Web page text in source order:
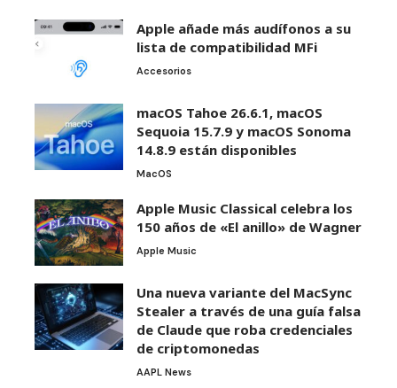
Apple añade más audífonos a su
lista de compatibilidad MFi
Accesorios
macOS Tahoe 26.6.1, macOS
Sequoia 15.7.9 y macOS Sonoma
14.8.9 están disponibles
MacOS
Apple Music Classical celebra los
150 años de «El anillo» de Wagner
Apple Music
Una nueva variante del MacSync
Stealer a través de una guía falsa
de Claude que roba credenciales
de criptomonedas
AAPL News